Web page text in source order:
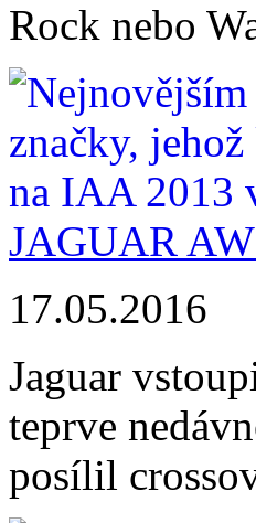
Rock nebo
JAGUAR
17.05.2016
Jaguar
teprve
posílil